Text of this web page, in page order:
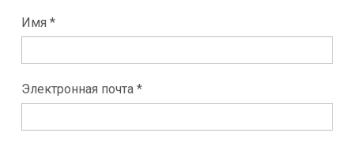
Имя *
Электронная почта *